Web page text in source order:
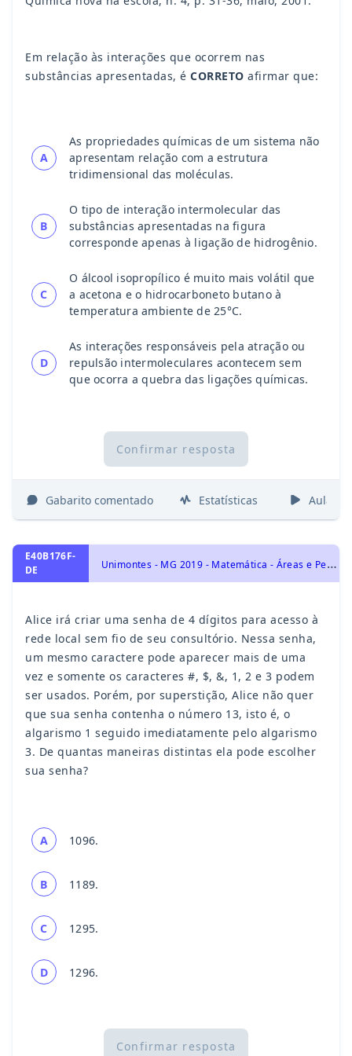
Em relação às interações que ocorrem nas
substâncias apresentadas, é CORRETO afirmar que:
A
As propriedades químicas de um sistema não
apresentam relação com a estrutura
tridimensional das moléculas.
B
O tipo de interação intermolecular das
substâncias apresentadas na figura
corresponde apenas à ligação de hidrogênio.
C
O álcool isopropílico é muito mais volátil que
a acetona e o hidrocarboneto butano à
temperatura ambiente de 25°C.
D
As interações responsáveis pela atração ou
repulsão intermoleculares acontecem sem
que ocorra a quebra das ligações químicas.
Confirmar resposta
Gabarito comentado Estatísticas Aulas
E40B176F-
DE
U
nimontes - MG 2019 - Matemática - Áreas e Perímetros, Geometria Plana
Alice irá criar uma senha de 4 dígitos para acesso à
rede local sem fio de seu consultório. Nessa senha,
um mesmo caractere pode aparecer mais de uma
vez e somente os caracteres #, $, &, 1, 2 e 3 podem
ser usados. Porém, por superstição, Alice não quer
que sua senha contenha o número 13, isto é, o
algarismo 1 seguido imediatamente pelo algarismo
3. De quantas maneiras distintas ela pode escolher
sua senha?
A 1096.
B 1189.
C 1295.
D 1296.
Confirmar resposta